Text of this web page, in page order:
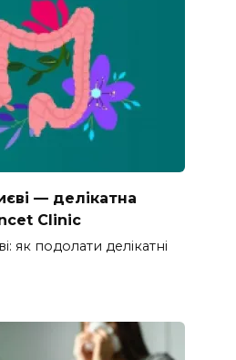
— делікатна
Clinic
як подолати делікатні